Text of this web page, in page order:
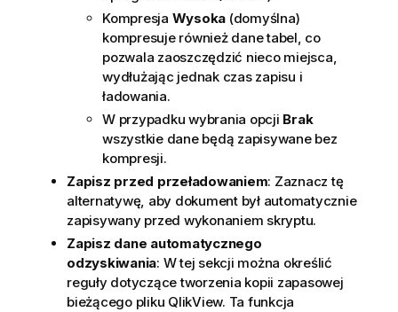
Kompresja Wysoka (domyślna)
kompresuje również dane tabel, co
pozwala zaoszczędzić nieco miejsca,
wydłużając jednak czas zapisu i
ładowania.
W przypadku wybrania opcji Brak
wszystkie dane będą zapisywane bez
kompresji.
Zapisz przed przeładowaniem: Zaznacz tę
alternatywę, aby dokument był automatycznie
zapisywany przed wykonaniem skryptu.
Zapisz dane automatycznego
odzyskiwania: W tej sekcji można określić
reguły dotyczące tworzenia kopii zapasowej
bieżącego pliku QlikView. Ta funkcja